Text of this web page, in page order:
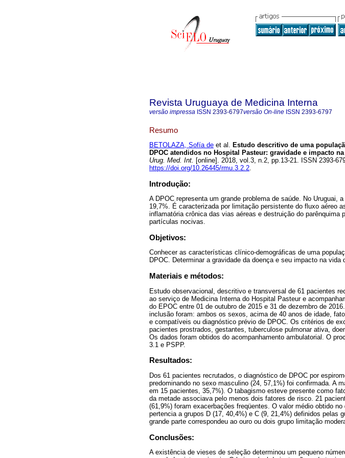
Revista Uruguaya de Medicina Interna
versão impressa ISSN 2393-6797versão On-line ISSN 2393-6797
Resumo
BETOLAZA, Sofía de et al. Estudo descritivo de uma
DPOC atendidos no Hospital Pasteur: gravidade e impacto
Urug. Med. Int. [online]. 2018, vol.3, n.2, pp.13-21. ISSN 2393-
https://doi.org/10.26445/rmu.3.2.2.
Introdução:
A DPOC representa um grande problema de saúde. No Uruguai,
19,7%. É caracterizada por limitação persistente do fluxo aéreo
inflamatória crônica das vias aéreas e destruição do parênquima
partículas nocivas.
Objetivos:
Conhecer as características clínico-demográficas de uma
DPOC. Determinar a gravidade da doença e seu impacto na vida
Materiais e métodos:
Estudo observacional, descritivo e transversal de 61 pacientes
ao serviço de Medicina Interna do Hospital Pasteur e
do EPOC entre 01 de outubro de 2015 e 31 de dezembro de
inclusão foram: ambos os sexos, acima de 40 anos de idade,
e compatíveis ou diagnóstico prévio de DPOC. Os critérios de
pacientes prostrados, gestantes, tuberculose pulmonar ativa,
Os dados foram obtidos do acompanhamento ambulatorial. O
3.1 e PSPP.
Resultados:
Dos 61 pacientes recrutados, o diagnóstico de DPOC por
predominando no sexo masculino (24, 57,1%) foi confirmada. A
em 15 pacientes, 35,7%). O tabagismo esteve presente como
da metade associava pelo menos dois fatores de risco. 21
(61,9%) foram exacerbações freqüentes. O valor médio obtido
pertencia a grupos D (17, 40,4%) e C (9, 21,4%) definidos pelas
grande parte correspondeu ao ouro ou dois grupo limitação
Conclusões:
A existência de vieses de seleção determinou um pequeno